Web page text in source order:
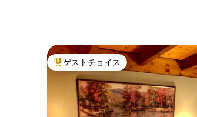
大好評のゲストチョイスです。
ゲストチョイス